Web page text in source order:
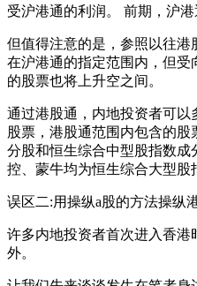
受沪港通的利润。 前期，沪港
但值得注意的是，参照以往
在沪港通的指定范围内，但
的股票也将上升空之间。
通过港股通，内地投资者可
股票，港股通范围内包含的
分股和恒生综合中型股指数成
控、蒙牛均为恒生综合大型股
误区二:用操纵a股的方法操纵
许多内地投资者首次进入香港
外。